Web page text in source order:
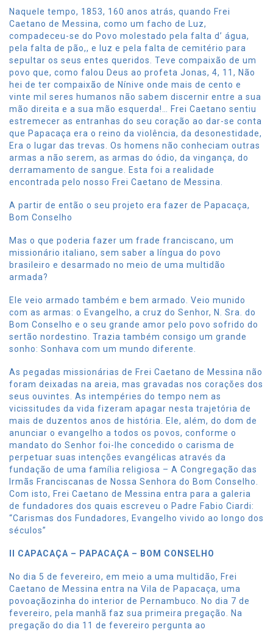
Naquele tempo, 1853, 160 anos atrás, quando Frei
Caetano de Messina, como um facho de Luz,
compadeceu-se do Povo molestado pela falta d’ água,
pela falta de pão,, e luz e pela falta de cemitério para
sepultar os seus entes queridos. Teve compaixão de um
povo que, como falou Deus ao profeta Jonas, 4, 11, Não
hei de ter compaixão de Nínive onde mais de cento e
vinte mil seres humanos não sabem discernir entre a sua
mão direita e a sua mão esquerda!… Frei Caetano sentiu
estremecer as entranhas do seu coração ao dar-se conta
que Papacaça era o reino da violência, da desonestidade,
Era o lugar das trevas. Os homens não conheciam outras
armas a não serem, as armas do ódio, da vingança, do
derramamento de sangue. Esta foi a realidade
encontrada pelo nosso Frei Caetano de Messina.
A partir de então o seu projeto era fazer de Papacaça,
Bom Conselho
Mas o que poderia fazer um frade franciscano, um
missionário italiano, sem saber a língua do povo
brasileiro e desarmado no meio de uma multidão
armada?
Ele veio armado também e bem armado. Veio munido
com as armas: o Evangelho, a cruz do Senhor, N. Sra. do
Bom Conselho e o seu grande amor pelo povo sofrido do
sertão nordestino. Trazia também consigo um grande
sonho: Sonhava com um mundo diferente.
As pegadas missionárias de Frei Caetano de Messina não
foram deixadas na areia, mas gravadas nos corações dos
seus ouvintes. As intempéries do tempo nem as
vicissitudes da vida fizeram apagar nesta trajetória de
mais de duzentos anos de história. Ele, além, do dom de
anunciar o evangelho a todos os povos, conforme o
mandato do Senhor foi-lhe concedido o carisma de
perpetuar suas intenções evangélicas através da
fundação de uma família religiosa – A Congregação das
Irmãs Franciscanas de Nossa Senhora do Bom Conselho.
Com isto, Frei Caetano de Messina entra para a galeria
de fundadores dos quais escreveu o Padre Fabio Ciardi:
“Carismas dos Fundadores, Evangelho vivido ao longo dos
séculos”
II CAPACAÇA – PAPACAÇA – BOM CONSELHO
No dia 5 de fevereiro, em meio a uma multidão, Frei
Caetano de Messina entra na Vila de Papacaça, uma
povoaçãozinha do interior de Pernambuco. No dia 7 de
fevereiro, pela manhã faz sua primeira pregação. Na
pregação do dia 11 de fevereiro pergunta ao